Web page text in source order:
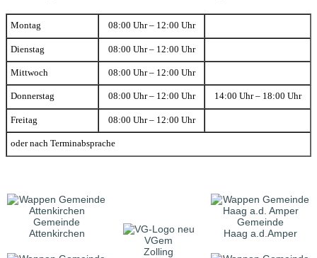
Montag 08:00 Uhr – 12:00 Uhr
Dienstag 08:00 Uhr – 12:00 Uhr
Mittwoch 08:00 Uhr – 12:00 Uhr
Donnerstag 08:00 Uhr – 12:00 Uhr 14:00 Uhr – 18:00 Uhr
Freitag 08:00 Uhr – 12:00 Uhr
oder nach Terminabsprache
Gemeinde
Attenkirchen
VGem
Zolling
Gemeinde
Haag a.d.Amper